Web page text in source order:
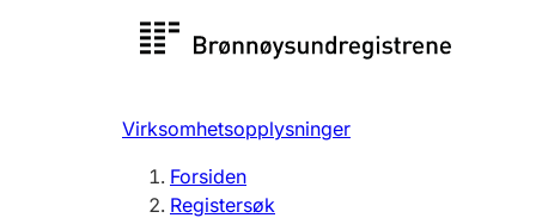
Registersøk
Registrere, endre, slette
Virksomhetsopplysninger
Forsiden
Registersøk